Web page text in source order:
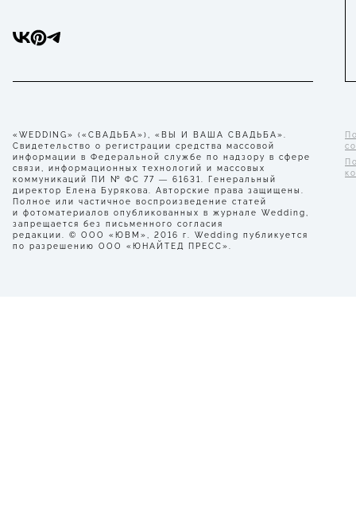
«WEDDING» («СВАДЬБА»), «ВЫ И ВАША СВАДЬБА».
Свидетельство о регистрации средства массовой
информации в Федеральной службе по надзору в сфере
связи, информационных технологий и массовых
коммуникаций ПИ № ФС 77 — 61631. Генеральный
директор Елена Бурякова. Авторские права защищены.
Полное или частичное воспроизведение статей
и фотоматериалов опубликованных в журнале Wedding,
запрещается без письменного согласия
редакции. © ООО «ЮВМ», 2016 г. Wedding публикуется
по разрешению ООО «ЮНАЙТЕД ПРЕСС».